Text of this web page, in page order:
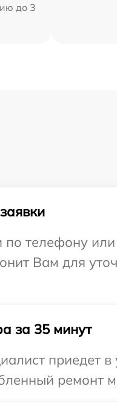
до 3
телефону
Вам для
за 35 минут
приедет
ремонт